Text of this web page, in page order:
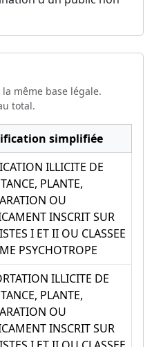
même base légale.
total.
simplifiée
ILLICITE DE
PLANTE,
OU
INSCRIT SUR
I ET II OU CLASSEE
PSYCHOTROPE
ILLICITE DE
PLANTE,
OU
INSCRIT SUR